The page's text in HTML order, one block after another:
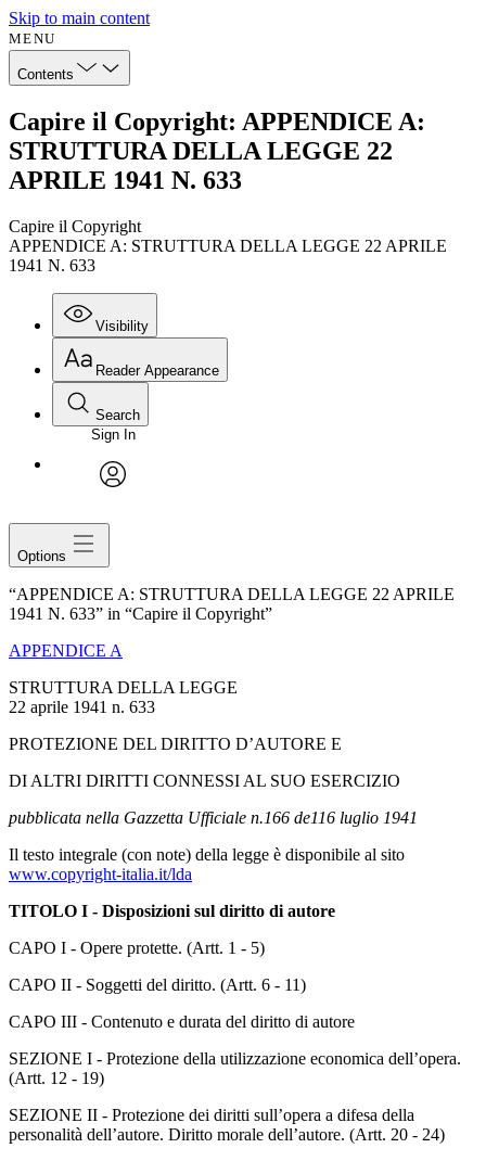
Skip to main content
MENU
Contents
Capire il Copyright: APPENDICE A:
STRUTTURA DELLA LEGGE 22
APRILE 1941 N. 633
Capire il Copyright
APPENDICE A: STRUTTURA DELLA LEGGE 22 APRILE
1941 N. 633
Visibility
Reader Appearance
Search
Sign In
Options
“APPENDICE A: STRUTTURA DELLA LEGGE 22 APRILE
1941 N. 633” in “Capire il Copyright”
APPENDICE A
STRUTTURA DELLA LEGGE
22 aprile 1941 n. 633
PROTEZIONE DEL DIRITTO D’AUTORE E
DI ALTRI DIRITTI CONNESSI AL SUO ESERCIZIO
pubblicata nella Gazzetta Ufficiale n.166 de116 luglio 1941
Il testo integrale (con note) della legge è disponibile al sito
www.copyright-italia.it/lda
TITOLO I - Disposizioni sul diritto di autore
CAPO I - Opere protette. (Artt. 1 - 5)
CAPO II - Soggetti del diritto. (Artt. 6 - 11)
CAPO III - Contenuto e durata del diritto di autore
SEZIONE I - Protezione della utilizzazione economica dell’opera.
(Artt. 12 - 19)
SEZIONE II - Protezione dei diritti sull’opera a difesa della
personalità dell’autore. Diritto morale dell’autore. (Artt. 20 - 24)